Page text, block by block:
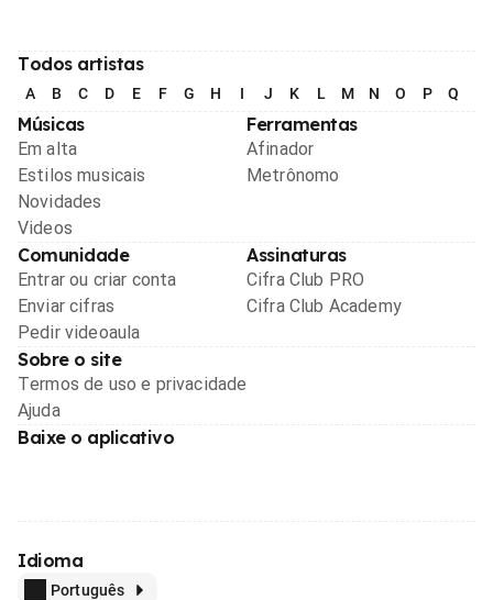
Todos artistas
A B C D E F G H I J K L M N O P Q
Músicas
Em alta
Estilos musicais
Novidades
Videos
Ferramentas
Afinador
Metrônomo
Comunidade
Entrar ou criar conta
Enviar cifras
Pedir videoaula
Assinaturas
Cifra Club PRO
Cifra Club Academy
Sobre o site
Termos de uso e privacidade
Ajuda
Baixe o aplicativo
Idioma
Português